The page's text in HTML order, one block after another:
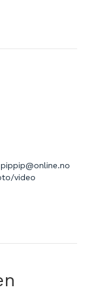
video